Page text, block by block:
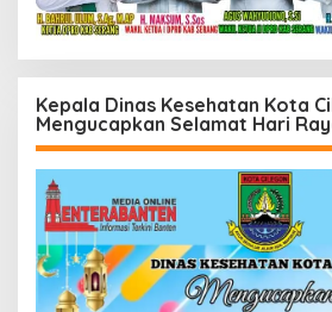
Kepala Dinas Kesehatan Kota
Mengucapkan Selamat Hari